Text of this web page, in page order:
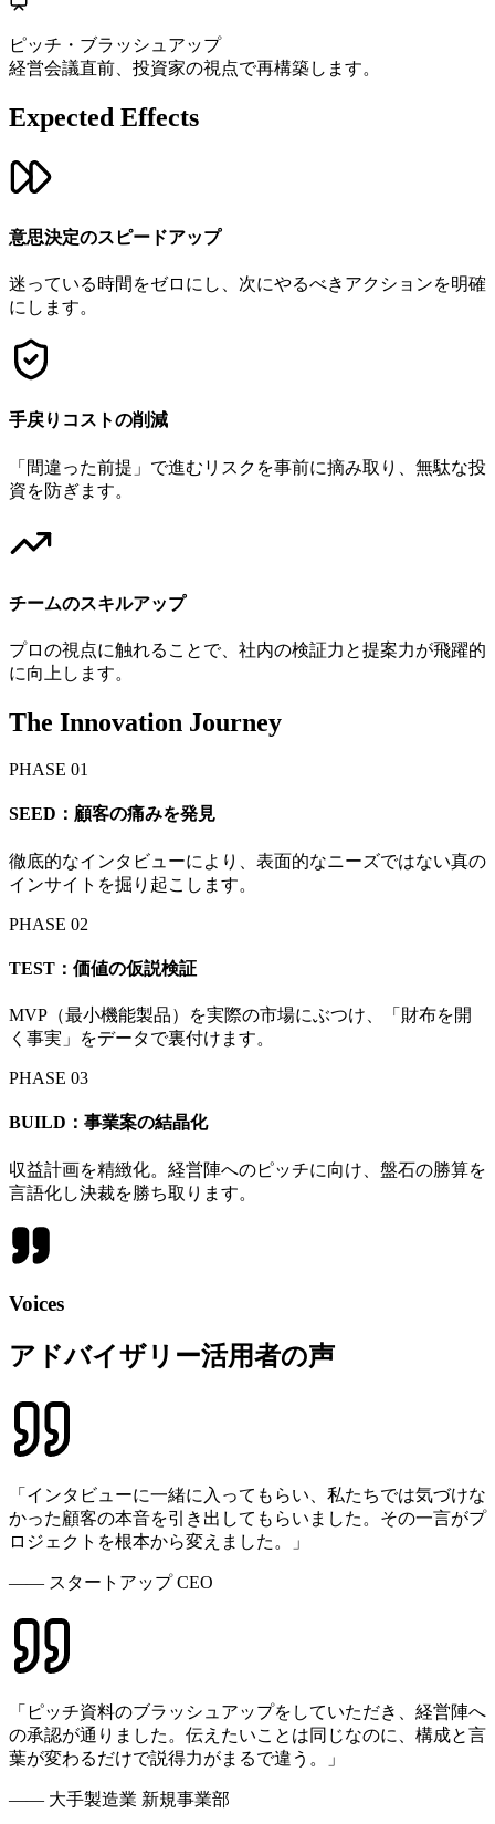
ピッチ・ブラッシュアップ
経営会議直前、投資家の視点で再構築します。
Expected Effects
意思決定のスピードアップ
迷っている時間をゼロにし、次にやるべきアクションを明確
にします。
手戻りコストの削減
「間違った前提」で進むリスクを事前に摘み取り、無駄な投
資を防ぎます。
チームのスキルアップ
プロの視点に触れることで、社内の検証力と提案力が飛躍的
に向上します。
The Innovation Journey
PHASE 01
SEED：顧客の痛みを発見
徹底的なインタビューにより、表面的なニーズではない真の
インサイトを掘り起こします。
PHASE 02
TEST：価値の仮説検証
MVP（最小機能製品）を実際の市場にぶつけ、「財布を開
く事実」をデータで裏付けます。
PHASE 03
BUILD：事業案の結晶化
収益計画を精緻化。経営陣へのピッチに向け、盤石の勝算を
言語化し決裁を勝ち取ります。
Voices
アドバイザリー活用者の声
「インタビューに一緒に入ってもらい、私たちでは気づけな
かった顧客の本音を引き出してもらいました。その一言がプ
ロジェクトを根本から変えました。」
—— スタートアップ CEO
「ピッチ資料のブラッシュアップをしていただき、経営陣へ
の承認が通りました。伝えたいことは同じなのに、構成と言
葉が変わるだけで説得力がまるで違う。」
—— 大手製造業 新規事業部